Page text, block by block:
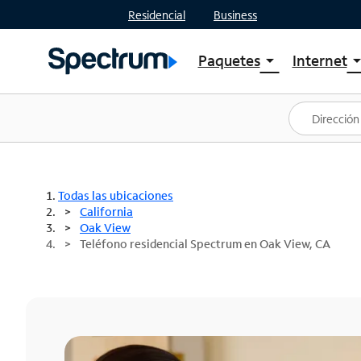
Residencial Business
Paquetesarrow_drop_down
Ver paquetes
Spectrum One
Mejores ofertas
Internetarrow_drop_down
Planes
Todas las ubicaciones
California
Oak View
Teléfono residencial Spectrum en Oak View, CA